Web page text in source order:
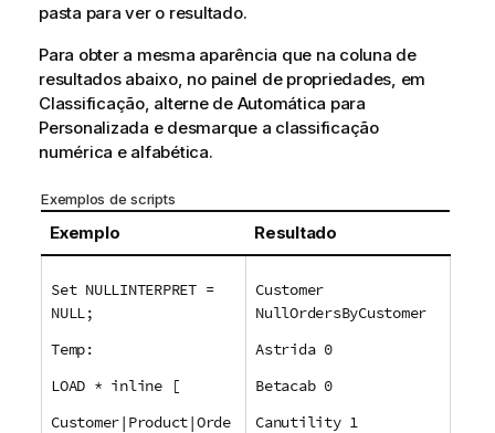
pasta para ver o resultado.
Para obter a mesma aparência que na coluna de
resultados abaixo, no painel de propriedades, em
Classificação, alterne de Automática para
Personalizada e desmarque a classificação
numérica e alfabética.
Exemplos de scripts
Exemplo Resultado
Set NULLINTERPRET =
NULL;
Temp:
LOAD * inline [
Customer|Product|Orde
Customer
NullOrdersByCustomer
Astrida 0
Betacab 0
Canutility 1